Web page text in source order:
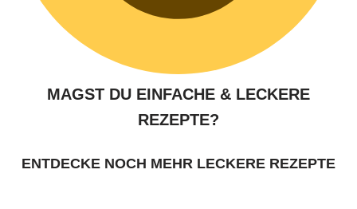
MAGST DU EINFACHE & LECKERE
REZEPTE?
ENTDECKE NOCH MEHR LECKERE REZEPTE